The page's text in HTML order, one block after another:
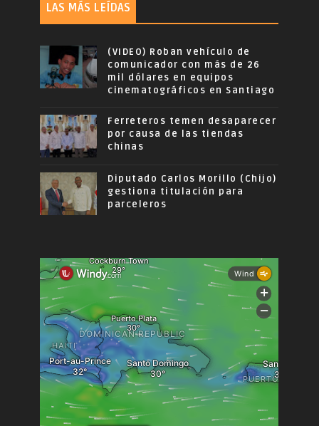
LAS MÁS LEÍDAS
(VIDEO) Roban vehículo de
comunicador con más de 26
mil dólares en equipos
cinematográficos en Santiago
Ferreteros temen desaparecer
por causa de las tiendas
chinas
Diputado Carlos Morillo (Chijo)
gestiona titulación para
parceleros